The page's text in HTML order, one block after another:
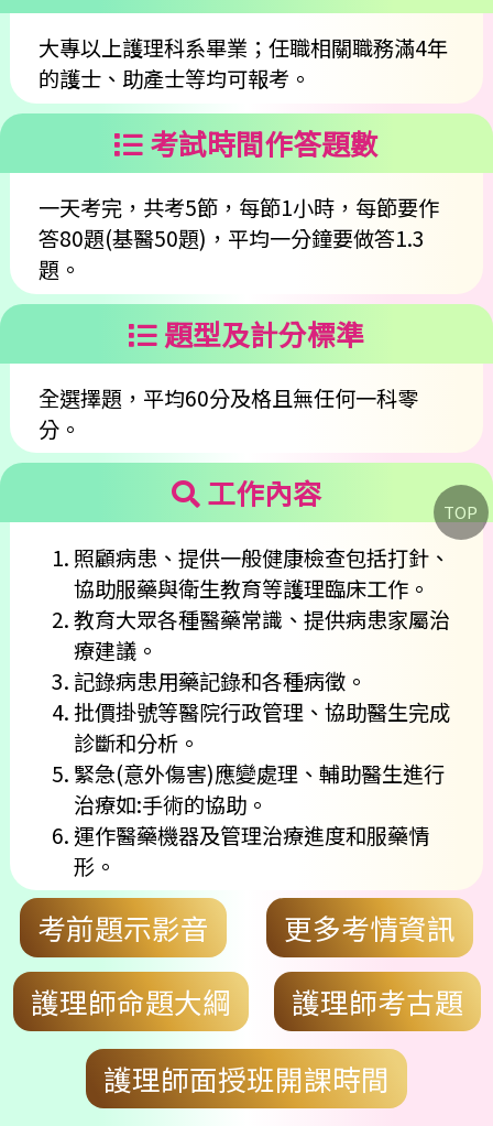
大專以上護理科系畢業；任職相關職務滿4年
的護士、助產士等均可報考。
考試時間作答題數
一天考完，共考5節，每節1小時，每節要作
答80題(基醫50題)，平均一分鐘要做答1.3
題。
題型及計分標準
全選擇題，平均60分及格且無任何一科零
分。
工作內容
照顧病患、提供一般健康檢查包括打針、
協助服藥與衛生教育等護理臨床工作。
教育大眾各種醫藥常識、提供病患家屬治
療建議。
記錄病患用藥記錄和各種病徵。
批價掛號等醫院行政管理、協助醫生完成
診斷和分析。
緊急(意外傷害)應變處理、輔助醫生進行
治療如:手術的協助。
運作醫藥機器及管理治療進度和服藥情
形。
考前題示影音
更多考情資訊
護理師命題大綱
護理師考古題
護理師面授班開課時間
TOP